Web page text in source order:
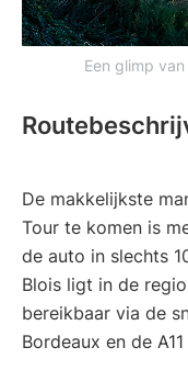
Een glimp
De makkelijkste
Tour te komen is
de auto in slechts
Blois ligt in de
bereikbaar via de
Bordeaux en de